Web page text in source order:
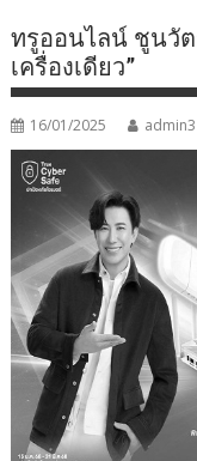
ทรูออนไลน์ ชูนวัต
เครื่องเดียว”
16/01/2025 admin3